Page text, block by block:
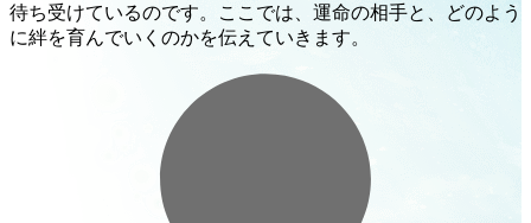
待ち受けているのです。ここでは、運命の相手と、どのよう
に絆を育んでいくのかを伝えていきます。